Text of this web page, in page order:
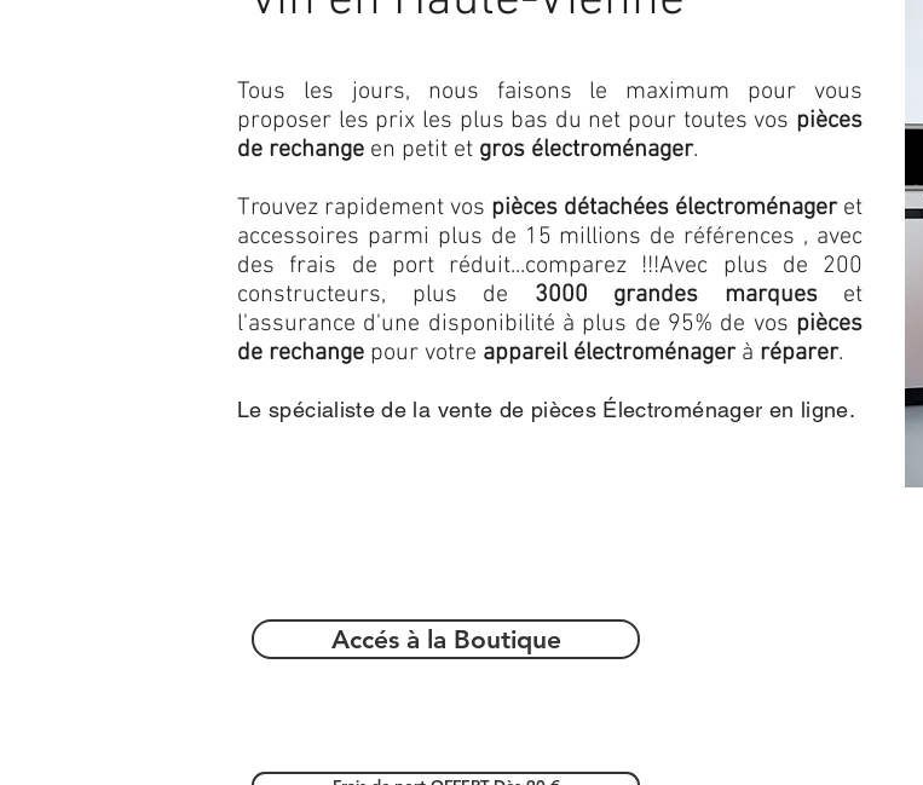
Tous les jours, nous faisons le maximum pour vous
proposer les prix les plus bas du net pour toutes vos pièces
de rechange en petit et gros électroménager.
Trouvez rapidement vos pièces détachées électroménageret
accessoires parmi plus de 15 millions de références , avec
des frais de port réduit...comparez !!!Avec plus de 200
constructeurs, plus de 3000 grandes marqueset
l'assurance d'une disponibilité à plus de 95% de vos pièces
de rechange pour votre appareil électroménagerà réparer.
Le spécialiste de la vente de pièces Électroménager en ligne.
Accés à la Boutique